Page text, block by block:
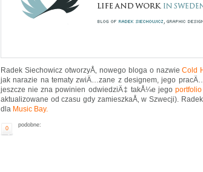
Radek Siechowicz otworzyÅ‚ nowego bloga o nazwieCold
jak narazie na tematy zwiÄ…zane z designem, jego
jeszcze nie zna powinien odwiedziÄ‡ takÅ¼e jegoportfolio
aktualizowane od czasu gdy zamieszkaÅ‚ w Szwecji).
dla Music Bay.
0
podobne: